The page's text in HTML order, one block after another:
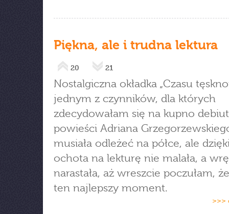
Piękna, ale i trudna lektura
20 21
Nostalgiczna okładka „Czasu
jednym z czynników, dla których
zdecydowałam się na kupno
powieści Adriana
musiała odleżeć na półce, ale
ochota na lekturę nie malała, a
narastała, aż wreszcie poczułam,
ten najlepszy moment.
>>>